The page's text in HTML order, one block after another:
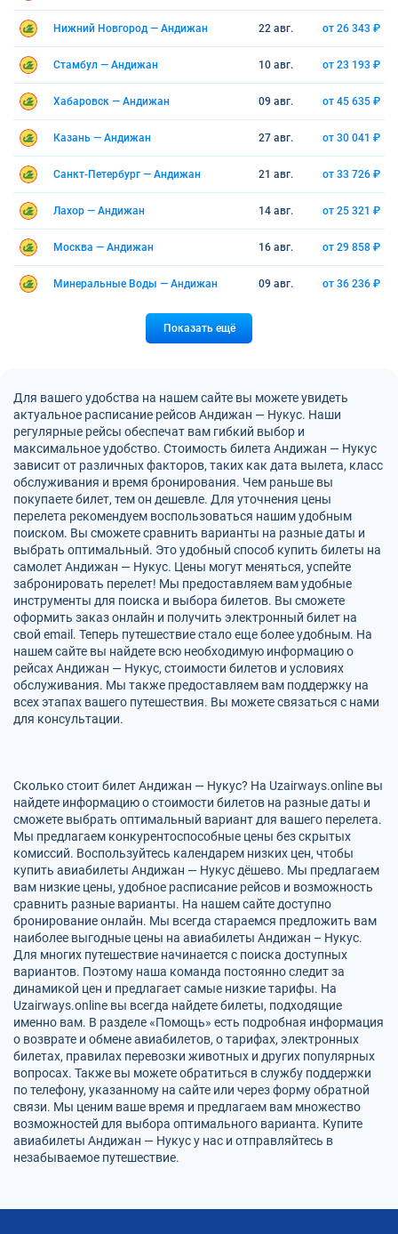
Нижний Новгород — Андижан 22 авг. от 26 343 ₽
Стамбул — Андижан 10 авг. от 23 193 ₽
Хабаровск — Андижан 09 авг. от 45 635 ₽
Казань — Андижан 27 авг. от 30 041 ₽
Санкт-Петербург — Андижан 21 авг. от 33 726 ₽
Лахор — Андижан 14 авг. от 25 321 ₽
Москва — Андижан 16 авг. от 29 858 ₽
Минеральные Воды — Андижан 09 авг. от 36 236 ₽
Показать ещё
Для вашего удобства на нашем сайте вы можете увидеть
актуальное расписание рейсов Андижан — Нукус. Наши
регулярные рейсы обеспечат вам гибкий выбор и
максимальное удобство. Стоимость билета Андижан — Нукус
зависит от различных факторов, таких как дата вылета, класс
обслуживания и время бронирования. Чем раньше вы
покупаете билет, тем он дешевле. Для уточнения цены
перелета рекомендуем воспользоваться нашим удобным
поиском. Вы сможете сравнить варианты на разные даты и
выбрать оптимальный. Это удобный способ купить билеты на
самолет Андижан — Нукус. Цены могут меняться, успейте
забронировать перелет! Мы предоставляем вам удобные
инструменты для поиска и выбора билетов. Вы сможете
оформить заказ онлайн и получить электронный билет на
свой email. Теперь путешествие стало еще более удобным. На
нашем сайте вы найдете всю необходимую информацию о
рейсах Андижан — Нукус, стоимости билетов и условиях
обслуживания. Мы также предоставляем вам поддержку на
всех этапах вашего путешествия. Вы можете связаться с нами
для консультации.
Сколько стоит билет Андижан — Нукус? На Uzairways.online вы
найдете информацию о стоимости билетов на разные даты и
сможете выбрать оптимальный вариант для вашего перелета.
Мы предлагаем конкурентоспособные цены без скрытых
комиссий. Воспользуйтесь календарем низких цен, чтобы
купить авиабилеты Андижан — Нукус дёшево. Мы предлагаем
вам низкие цены, удобное расписание рейсов и возможность
сравнить разные варианты. На нашем сайте доступно
бронирование онлайн. Мы всегда стараемся предложить вам
наиболее выгодные цены на авиабилеты Андижан – Нукус.
Для многих путешествие начинается с поиска доступных
вариантов. Поэтому наша команда постоянно следит за
динамикой цен и предлагает самые низкие тарифы. На
Uzairways.online вы всегда найдете билеты, подходящие
именно вам. В разделе «Помощь» есть подробная информация
о возврате и обмене авиабилетов, о тарифах, электронных
билетах, правилах перевозки животных и других популярных
вопросах. Также вы можете обратиться в службу поддержки
по телефону, указанному на сайте или через форму обратной
связи. Мы ценим ваше время и предлагаем вам множество
возможностей для выбора оптимального варианта. Купите
авиабилеты Андижан — Нукус у нас и отправляйтесь в
незабываемое путешествие.